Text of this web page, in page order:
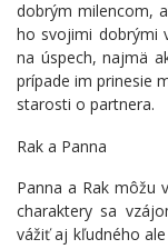
dobrým milencom,
ho svojimi dobrými
na úspech, najmä
prípade im prinesie
starosti o partnera.
Rak a Panna
Panna a Rak môžu
charaktery sa
vážiť aj kľudného